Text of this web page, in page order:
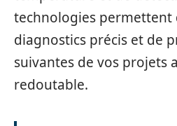
technologies permettent
diagnostics précis et de
suivantes de vos projets
redoutable.